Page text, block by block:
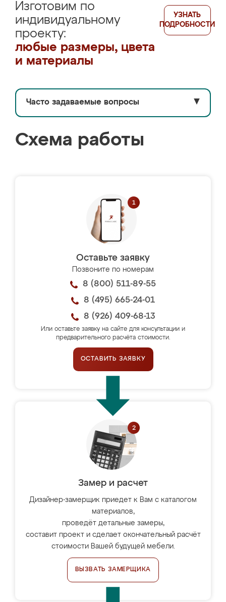
Изготовим по
индивидуальному
проекту:
любые размеры, цвета
и материалы
УЗНАТЬ
ПОДРОБНОСТИ
Часто задаваемые вопросы ▼
Схема работы
Оставьте заявку
Позвоните по номерам
8 (800) 511-89-55
8 (495) 665-24-01
8 (926) 409-68-13
Или оставьте заявку на сайте для консультации и
предварительного расчёта стоимости.
ОСТАВИТЬ ЗАЯВКУ
Замер и расчет
Дизайнер-замерщик приедет к Вам с каталогом
материалов,
проведёт детальные замеры,
составит проект и сделает окончательный расчёт
стоимости Вашей будущей мебели.
ВЫЗВАТЬ ЗАМЕРЩИКА